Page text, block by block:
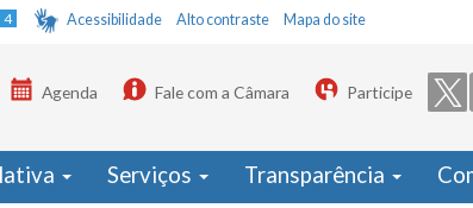
4 Acessibilidade Alto contraste Mapa do site
Agenda Fale com a Câmara Participe
Serviços Transparência